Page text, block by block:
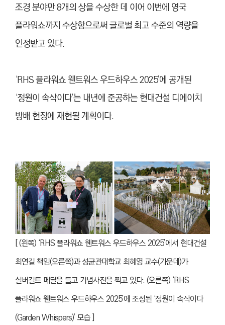
조경 분야만 8개의 상을 수상한 데 이어 이번에 영국
플라워쇼까지 수상함으로써 글로벌 최고 수준의 역량을
인정받고 있다.
‘RHS 플라워쇼 웬트워스 우드하우스 2025’에 공개된
‘정원이 속삭이다’는 내년에 준공하는 현대건설 디에이치
방배 현장에 재현될 계획이다.
[ (왼쪽) ‘RHS 플라워쇼 웬트워스 우드하우스 2025’에서 현대건설
최연길 책임(오른쪽)과 성균관대학교 최혜영 교수(가운데)가
실버길트 메달을 들고 기념사진을 찍고 있다. (오른쪽) ‘RHS
플라워쇼 웬트워스 우드하우스 2025’에 조성된 ‘정원이 속삭이다
(Garden Whispers)’ 모습 ]